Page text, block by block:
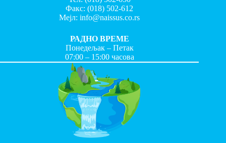
Факс:(018) 502-612
Мејл:info@naissus.co.rs
РАДНО ВРЕМЕ
Понедељак – Петак
07:00 – 15:00 часова